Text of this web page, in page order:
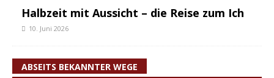
Halbzeit mit Aussicht – die Reise zum Ich
10. Juni 2026
ABSEITS BEKANNTER WEGE